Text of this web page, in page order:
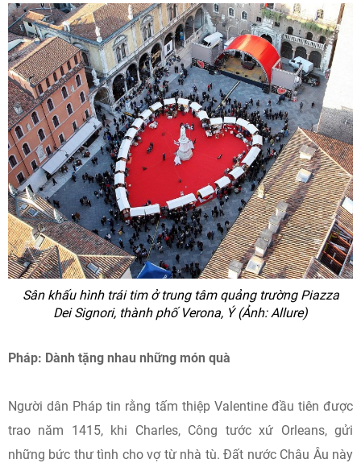
Sân khấu hình trái tim ở trung tâm quảng trường Piazza
Dei Signori, thành phố Verona, Ý (Ảnh: Allure)
Pháp: Dành tặng nhau những món quà
Người dân Pháp tin rằng tấm thiệp Valentine đầu tiên được
trao năm 1415, khi Charles, Công tước xứ Orleans, gửi
những bức thư tình cho vợ từ nhà tù. Đất nước Châu Âu này